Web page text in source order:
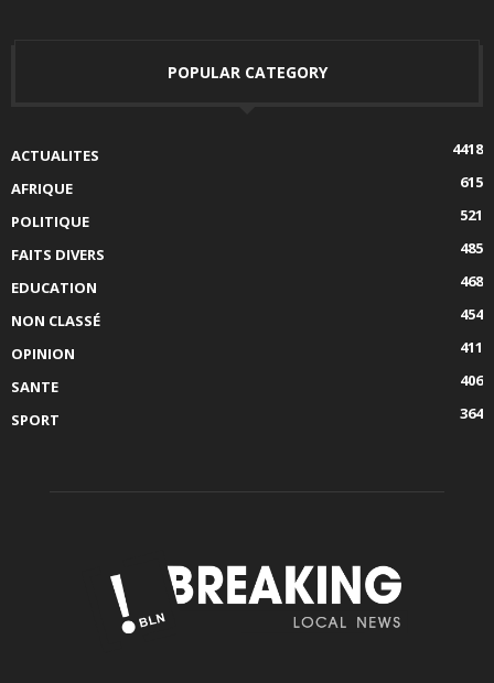
POPULAR CATEGORY
ACTUALITES
4418
AFRIQUE
615
POLITIQUE
521
FAITS DIVERS
485
EDUCATION
468
NON CLASSÉ
454
OPINION
411
SANTE
406
SPORT
364